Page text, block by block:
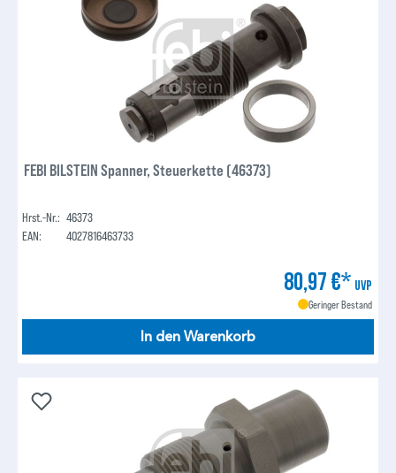
FEBI BILSTEIN Spanner, Steuerkette (46373)
Hrst.-Nr.: 46373
EAN:
4027816463733
80,97 €* UVP
Geringer Bestand
In den Warenkorb